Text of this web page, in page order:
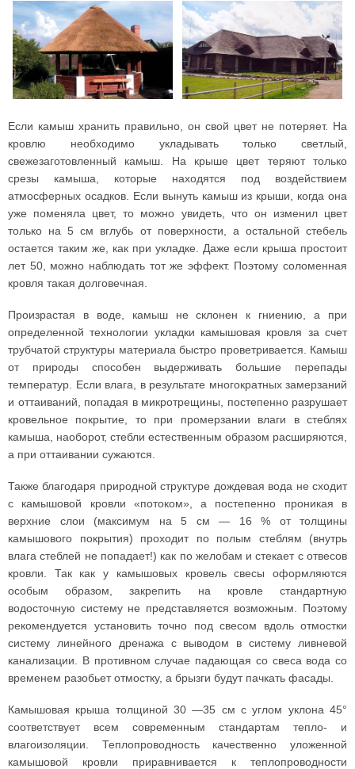
Если камыш хранить правильно, он свой цвет не потеряет. На
кровлю необходимо укладывать только светлый,
свежезаготовленный камыш. На крыше цвет теряют только
срезы камыша, которые находятся под воздействием
атмосферных осадков. Если вынуть камыш из крыши, когда она
уже поменяла цвет, то можно увидеть, что он изменил цвет
только на 5 см вглубь от поверхности, а остальной стебель
остается таким же, как при укладке. Даже если крыша простоит
лет 50, можно наблюдать тот же эффект. Поэтому соломенная
кровля такая долговечная.
Произрастая в воде, камыш не склонен к гниению, а при
определенной технологии укладки камышовая кровля за счет
трубчатой структуры материала быстро проветривается. Камыш
от природы способен выдерживать большие перепады
температур. Если влага, в результате многократных замерзаний
и оттаиваний, попадая в микротрещины, постепенно разрушает
кровельное покрытие, то при промерзании влаги в стеблях
камыша, наоборот, стебли естественным образом расширяются,
а при оттаивании сужаются.
Также благодаря природной структуре дождевая вода не сходит
с камышовой кровли «потоком», а постепенно проникая в
верхние слои (максимум на 5 см — 16 % от толщины
камышового покрытия) проходит по полым стеблям (внутрь
влага стеблей не попадает!) как по желобам и стекает с отвесов
кровли. Так как у камышовых кровель свесы оформляются
особым образом, закрепить на кровле стандартную
водосточную систему не представляется возможным. Поэтому
рекомендуется установить точно под свесом вдоль отмостки
систему линейного дренажа с выводом в систему ливневой
канализации. В противном случае падающая со свеса вода со
временем разобьет отмостку, а брызги будут пачкать фасады.
Камышовая крыша толщиной 30 —35 см с углом уклона 45°
соответствует всем современным стандартам тепло- и
влагоизоляции. Теплопроводность качественно уложенной
камышовой кровли приравнивается к теплопроводности